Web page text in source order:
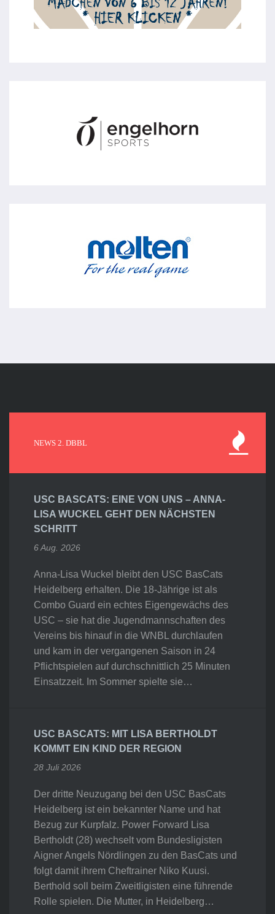
NEWS 2. DBBL
USC BASCATS: EINE VON UNS – ANNA-
LISA WUCKEL GEHT DEN NÄCHSTEN
SCHRITT
6 Aug. 2026
Anna-Lisa Wuckel bleibt den USC BasCats
Heidelberg erhalten. Die 18-Jährige ist als
Combo Guard ein echtes Eigengewächs des
USC – sie hat die Jugendmannschaften des
Vereins bis hinauf in die WNBL durchlaufen
und kam in der vergangenen Saison in 24
Pflichtspielen auf durchschnittlich 25 Minuten
Einsatzzeit. Im Sommer spielte sie…
USC BASCATS: MIT LISA BERTHOLDT
KOMMT EIN KIND DER REGION
28 Juli 2026
Der dritte Neuzugang bei den USC BasCats
Heidelberg ist ein bekannter Name und hat
Bezug zur Kurpfalz. Power Forward Lisa
Bertholdt (28) wechselt vom Bundesligisten
Aigner Angels Nördlingen zu den BasCats und
folgt damit ihrem Cheftrainer Niko Kuusi.
Berthold soll beim Zweitligisten eine führende
Rolle spielen. Die Mutter, in Heidelberg…